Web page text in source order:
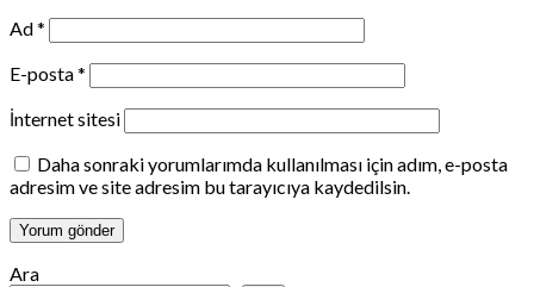
Ad*
E-posta*
İnternet sitesi
Daha sonraki yorumlarımda kullanılması için adım, e-posta
adresim ve site adresim bu tarayıcıya kaydedilsin.
Ara